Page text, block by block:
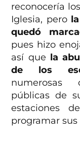
reconocería
Iglesia, pero
quedó
pues hizo
así que la
de los
numerosas
públicas de
estaciones
programar sus